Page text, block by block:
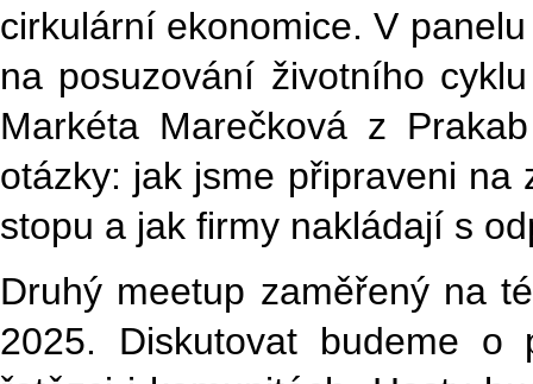
cirkulární ekonomice. V
na posuzování životního
Markéta Marečková z
otázky: jak jsme připraveni
stopu a jak firmy nakládají s
Druhý meetup zaměřený na
2025. Diskutovat budeme o